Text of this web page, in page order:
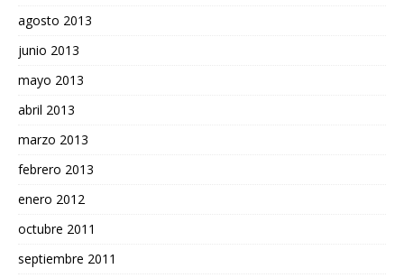
agosto 2013
junio 2013
mayo 2013
abril 2013
marzo 2013
febrero 2013
enero 2012
octubre 2011
septiembre 2011